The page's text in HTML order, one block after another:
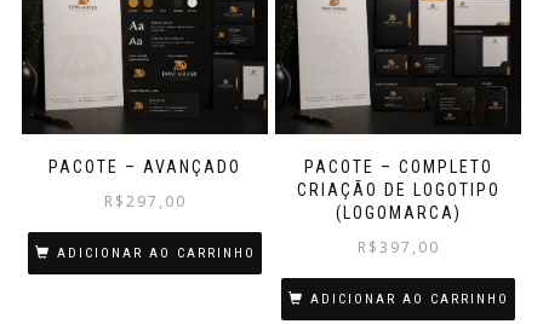
PACOTE – AVANÇADO
R$297,00
ADICIONAR AO CARRINHO
PACOTE – COMPLETO
CRIAÇÃO DE LOGOTIPO
(LOGOMARCA)
R$397,00
ADICIONAR AO CARRINHO